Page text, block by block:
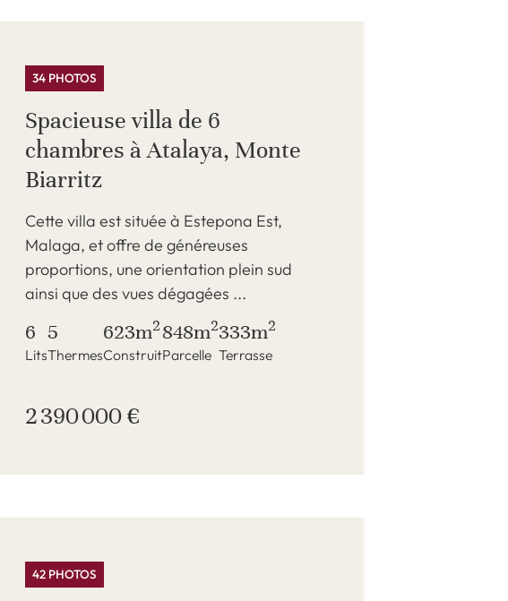
34 PHOTOS
Spacieuse villa de 6
chambres à Atalaya, Monte
Biarritz
Cette villa est située à Estepona Est,
Malaga, et offre de généreuses
proportions, une orientation plein sud
ainsi que des vues dégagées ...
6
Lits
5
Thermes
623m2
Construit
848m2
Parcelle
333m2
Terrasse
2 390 000 €
42 PHOTOS